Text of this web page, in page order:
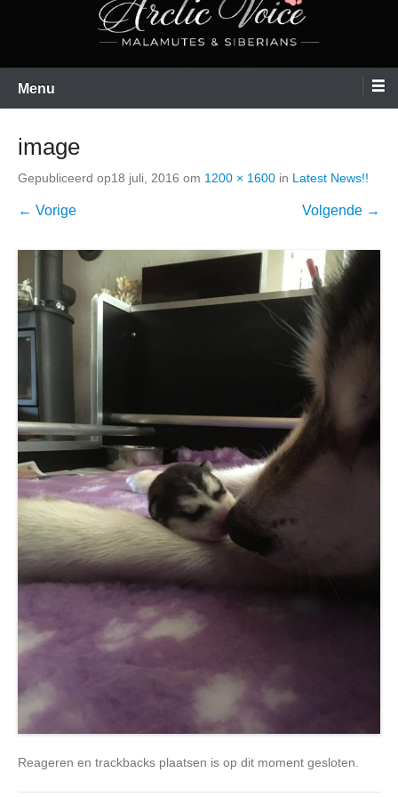
Menu
image
Gepubliceerd op18 juli, 2016 om 1200 × 1600 in Latest News!!
← Vorige Volgende →
Reageren en trackbacks plaatsen is op dit moment gesloten.